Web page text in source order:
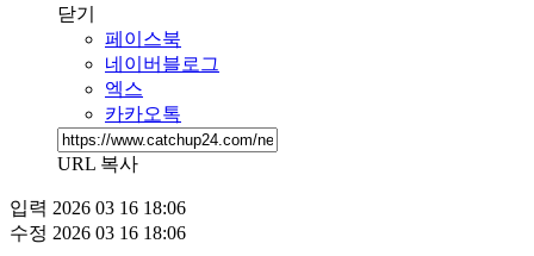
닫기
페이스북
네이버블로그
엑스
카카오톡
URL 복사
입력 2026 03 16 18:06
수정 2026 03 16 18:06